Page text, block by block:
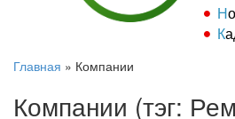
Главная » Компании
Компании (тэг: